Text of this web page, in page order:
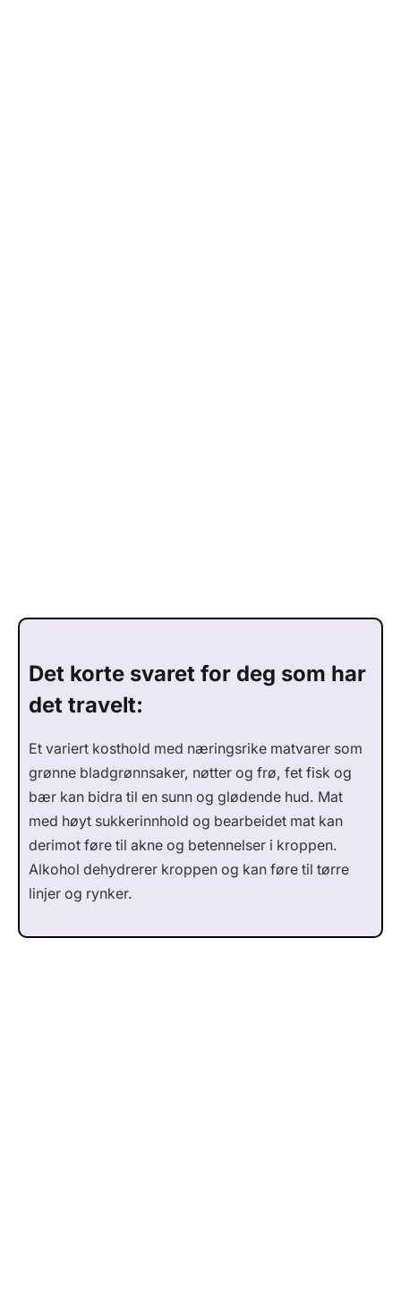
Det korte svaret for deg som har
det travelt:
Et variert kosthold med næringsrike matvarer som
grønne bladgrønnsaker, nøtter og frø, fet fisk og
bær kan bidra til en sunn og glødende hud. Mat
med høyt sukkerinnhold og bearbeidet mat kan
derimot føre til akne og betennelser i kroppen.
Alkohol dehydrerer kroppen og kan føre til tørre
linjer og rynker.